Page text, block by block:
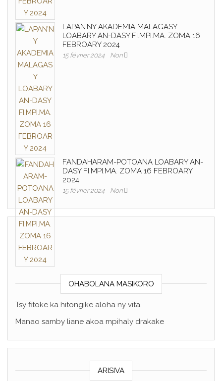
LAPAN’NY AKADEMIA MALAGASY
LOABARY AN-DASY FI.MPI.MA. ZOMA 16
FEBROARY 2024
15 février 2024 Non
FANDAHARAM-POTOANA LOABARY AN-
DASY FI.MPI.MA. ZOMA 16 FEBROARY
2024
15 février 2024 Non
OHABOLANA MASIKORO
Tsy fitoke ka hitongike aloha ny vita.
Manao samby liane akoa mpihaly drakake
ARISIVA